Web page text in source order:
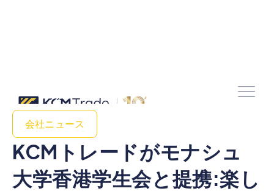
会社ニュース
KCMトレードがモナシュ
大学香港学生会と提携:楽し